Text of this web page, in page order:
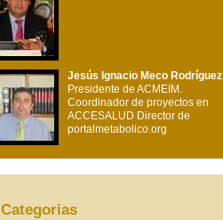
Jesús Ignacio Meco Rodríguez
Presidente de ACMEIM.
Coordinador de proyectos en
ACCESALUD Director de
portalmetabolico.org
Categorias